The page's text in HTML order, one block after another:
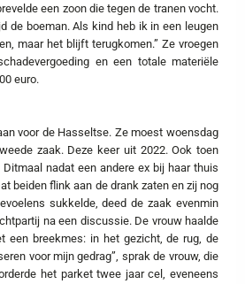
een zoon die tegen de tranen vocht.
de boeman. Als kind heb ik in een leugen
maar het blijft terugkomen.” Ze vroegen
en een totale materiële
euro.
voor de Hasseltse. Ze moest woensdag
zaak. Deze keer uit 2022. Ook toen
nadat een andere ex bij haar thuis
beiden flink aan de drank zaten en zij nog
sukkelde, deed de zaak evenmin
na een discussie. De vrouw haalde
een breekmes: in het gezicht, de rug, de
voor mijn gedrag”, sprak de vrouw, die
het parket twee jaar cel, eveneens